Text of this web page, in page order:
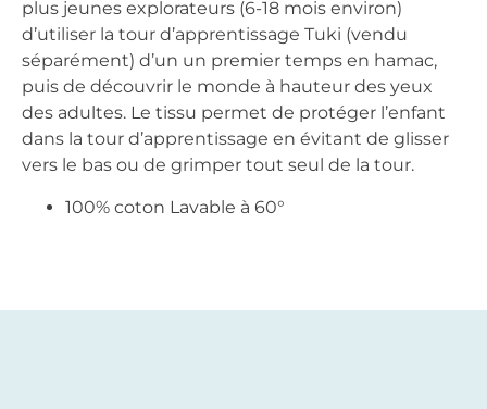
plus jeunes explorateurs (6-18 mois environ)
d’utiliser la tour d’apprentissage Tuki (vendu
séparément) d’un un premier temps en hamac,
puis de découvrir le monde à hauteur des yeux
des adultes. Le tissu permet de protéger l’enfant
dans la tour d’apprentissage en évitant de glisser
vers le bas ou de grimper tout seul de la tour.
100% coton Lavable à 60°